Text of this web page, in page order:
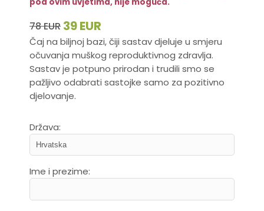
78 EUR 39 EUR
Čaj na biljnoj bazi, čiji sastav djeluje u smjeru
očuvanja muškog reproduktivnog zdravlja.
Sastav je potpuno prirodan i trudili smo se
pažljivo odabrati sastojke samo za pozitivno
djelovanje.
Država:
Ime i prezime: